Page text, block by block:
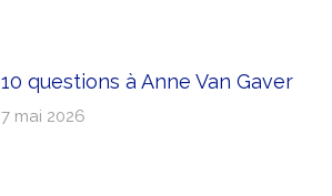
10 questions à Anne Van Gaver
7 mai 2026